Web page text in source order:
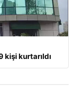
kişi kurtarıldı